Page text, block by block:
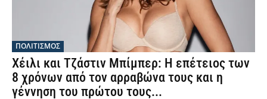
ΠΟΛΙΤΙΣΜΟΣ
Χέιλι και Τζάστιν Μπίμπερ: Η επέτειος των
8 χρόνων από τον αρραβώνα τους και η
γέννηση του πρώτου τους...